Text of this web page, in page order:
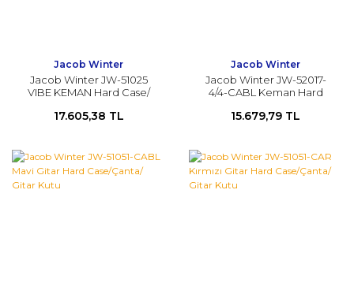
Jacob Winter
Jacob Winter JW-51025
VIBE KEMAN Hard Case/
17.605,38 TL
Jacob Winter
Jacob Winter JW-52017-
4/4-CABL Keman Hard
15.679,79 TL